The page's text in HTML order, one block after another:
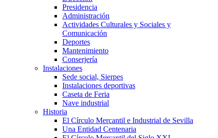
Presidencia
Administración
Actividades Culturales y Sociales y
Comunicación
Deportes
Mantenimiento
Conserjería
Instalaciones
Sede social, Sierpes
Instalaciones deportivas
Caseta de Feria
Nave industrial
Historia
El Círculo Mercantil e Industrial de Sevilla
Una Entidad Centenaria